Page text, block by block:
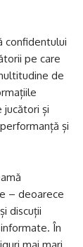
confidentului
pe care
de
jucători și
și
– deoarece
discuții
În